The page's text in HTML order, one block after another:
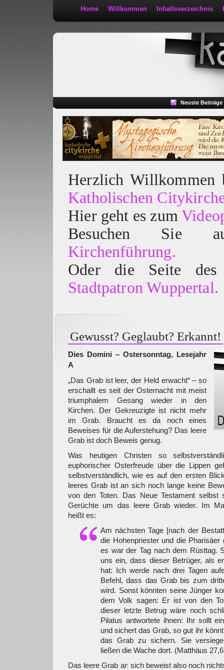
Home Willkommen Inhaltsverzeichnis
Neuste Beiträge
Herzlich
Katholischen
Hier geht es zum
Besuchen
Kirchenführung.
Oder die Seite des
Stadtpatron Wuppertal.
Gewusst? Geglaubt? Erkannt!
Dies Domini – Ostersonntag, Lesejahr
A
„Das Grab ist leer, der Held erwacht“ – so
erschallt es seit der Osternacht mit meist
triumphalem Gesang wieder in den
Kirchen. Der Gekreuzigte ist nicht mehr
im Grab. Braucht es da noch eines
Beweises für die Auferstehung? Das leere
Grab ist doch Beweis genug.
Was heutigen Christen so
euphorischer Osterfreude über die Lippen
selbstverständlich, wie es auf den ersten
leeres Grab ist an sich noch lange keine
von den Toten. Das Neue Testament selbst
Gerüchte um das leere Grab wieder. Im
heißt es:
Am nächsten Tage [nach der
die Hohenpriester und die
es war der Tag nach dem Rüsttag.
uns ein, dass dieser Betrüger, als
hat: Ich werde nach drei Tagen
Befehl, dass das Grab bis zum
wird. Sonst könnten seine Jünger
dem Volk sagen: Er ist von den
dieser letzte Betrug wäre noch
Pilatus antwortete ihnen: Ihr sollt
und sichert das Grab, so gut ihr
das Grab zu sichern. Sie
ließen die Wache dort. (Matthäus
Das leere Grab an sich beweist also noch